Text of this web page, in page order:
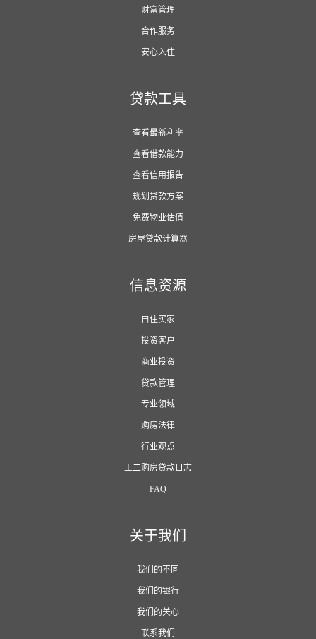
财富管理
合作服务
安心入住
贷款工具
查看最新利率
查看借款能力
查看信用报告
规划贷款方案
免费物业估值
房屋贷款计算器
信息资源
自住买家
投资客户
商业投资
贷款管理
专业领域
购房法律
行业观点
王二购房贷款日志
FAQ
关于我们
我们的不同
我们的银行
我们的关心
联系我们